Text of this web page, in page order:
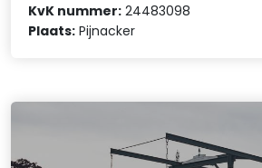
KvK nummer: 24483098
Plaats: Pijnacker